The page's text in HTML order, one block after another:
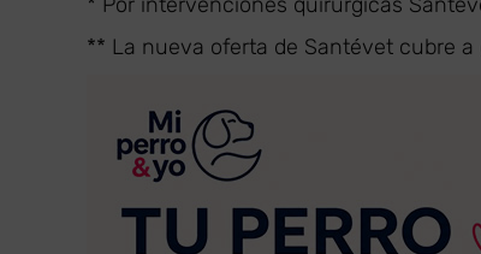
** La nueva oferta de Santévet cubre